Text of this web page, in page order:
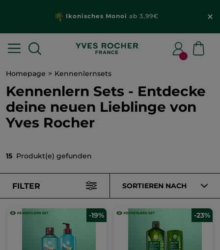
Ikonisches Monoi ab 3,99€
Homepage Kennenlernsets
Kennenlern Sets - Entdecke
deine neuen Lieblinge von
Yves Rocher
15 Produkt(e) gefunden
FILTER SORTIEREN NACH
-19% -23%